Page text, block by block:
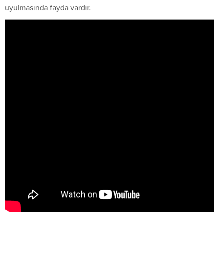
uyulmasında fayda vardır.